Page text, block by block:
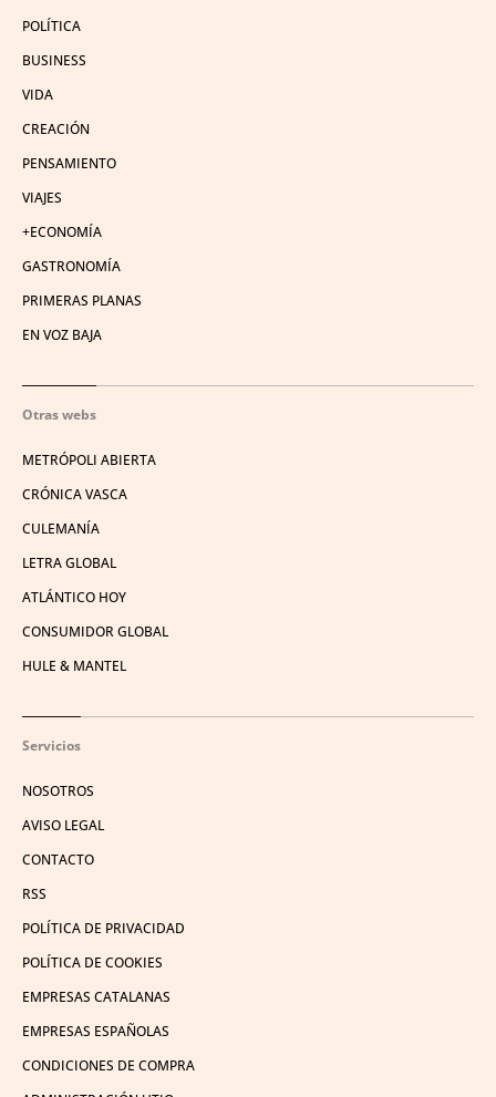
POLÍTICA
BUSINESS
VIDA
CREACIÓN
PENSAMIENTO
VIAJES
+ECONOMÍA
GASTRONOMÍA
PRIMERAS PLANAS
EN VOZ BAJA
Otras webs
METRÓPOLI ABIERTA
CRÓNICA VASCA
CULEMANÍA
LETRA GLOBAL
ATLÁNTICO HOY
CONSUMIDOR GLOBAL
HULE & MANTEL
Servicios
NOSOTROS
AVISO LEGAL
CONTACTO
RSS
POLÍTICA DE PRIVACIDAD
POLÍTICA DE COOKIES
EMPRESAS CATALANAS
EMPRESAS ESPAÑOLAS
CONDICIONES DE COMPRA